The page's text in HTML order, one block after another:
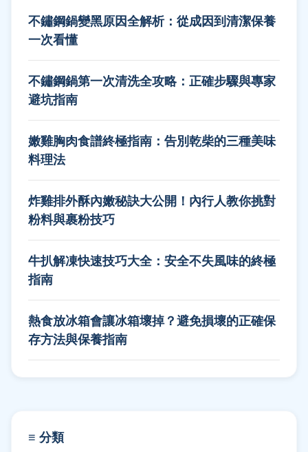
不鏽鋼鍋變黑原因全解析：從成因到清潔保養
一次看懂
不鏽鋼鍋第一次清洗全攻略：正確步驟與專家
避坑指南
嫩雞胸肉食譜終極指南：告別乾柴的三種美味
料理法
炸雞排外酥內嫩秘訣大公開！內行人教你挑對
粉料與裹粉技巧
牛扒解凍快速技巧大全：安全不失風味的終極
指南
熱食放冰箱會讓冰箱壞掉？避免損壞的正確保
存方法與保養指南
≡ 分類